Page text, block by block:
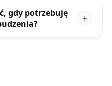
gdy potrzebuję